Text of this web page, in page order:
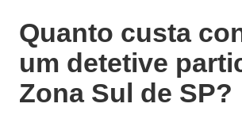
Quanto custa
um detetive
Zona Sul de SP?